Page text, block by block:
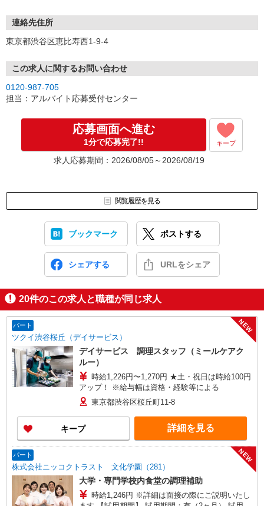
連絡先住所
東京都渋谷区恵比寿西1-9-4
この求人に関するお問い合わせ
0120-987-705
担当：アルバイト応募受付センター
応募画面へ進む
1分で応募完了!! キープ
求人応募期間：2026/08/05～2026/08/19
閲覧履歴を見る
ブックマーク ポストする
シェアする URLをシェア
20件のこの求人と職種が同じ求人
パート
ツクイ渋谷桜丘（デイサービス）
NEW
デイサービス 調理スタッフ（ミールケアク
ルー）
時給1,226円〜1,270円 ★土・祝日は時給100円
アップ！ ※給与幅は資格・経験等による
東京都渋谷区桜丘町11-8
キープ 詳細を見る
パート
株式会社ニッコクトラスト 文化学園（281）
NEW
大学・専門学校内食堂の調理補助
時給1,246円 ※詳細は面接の際にご説明いたし